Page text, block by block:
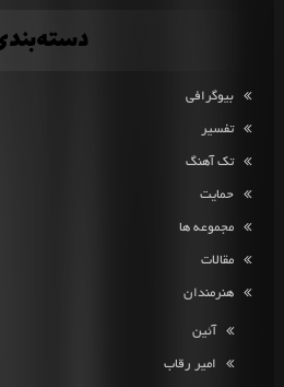
بیوگرافی
تفسیر
تک آهنگ
حمایت
مجموعه ها
مقالات
هنرمندان
آئین
امیر رقاب